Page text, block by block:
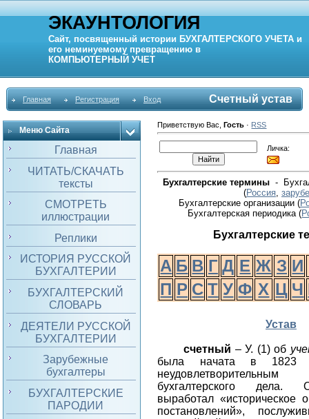
ЭКАУНТОЛОГИЯ
Сайт, посвященный истории БУХГАЛТЕРСКОГО УЧЕТА и
его неминуемому превращению в
КОМПЬЮТЕРНЫЙ УЧЕТ
Главная Регистрация Вход Счетный устав
Меню Сайта
Главная
ЧИТАТЬ/СКАЧАТЬ
тексты
СМОТРЕТЬ
иллюстрации
Реплики
ИСТОРИЯ РУССКОЙ
БУХГАЛТЕРИИ
БУХГАЛТЕРСКИЙ
СЛОВАРЬ
ДЕЯТЕЛИ РУССКОЙ
БУХГАЛТЕРИИ
Зарубежные
бухгалтеры
БУХГАЛТЕРСКИЕ
ПАРОДИИ
Приветствую Вас ,Гость · RSS
Личка:
Бухгалтерские термины-
(Россия,
Бухгалтерские организации (
Бухгалтерская периодика(
Бухгалтерские
А Б В Г Д Е Ж З И
П Р С Т У Ф Х Ц Ч
Устав
счетный – У. (1) об
была начата в
бухгалтерского дела.
выработал «историческое
постановлений»,